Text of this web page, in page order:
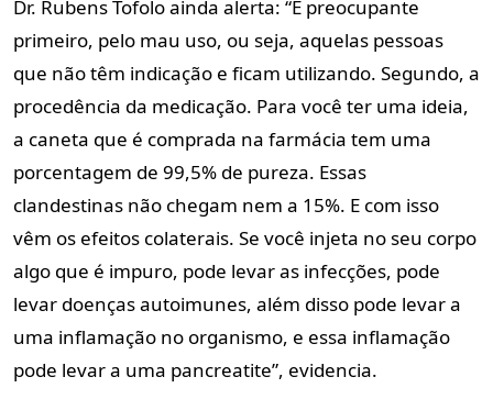
Dr. Rubens Tofolo ainda alerta: “É preocupante
primeiro, pelo mau uso, ou seja, aquelas pessoas
que não têm indicação e ficam utilizando. Segundo, a
procedência da medicação. Para você ter uma ideia,
a caneta que é comprada na farmácia tem uma
porcentagem de 99,5% de pureza. Essas
clandestinas não chegam nem a 15%. E com isso
vêm os efeitos colaterais. Se você injeta no seu corpo
algo que é impuro, pode levar as infecções, pode
levar doenças autoimunes, além disso pode levar a
uma inflamação no organismo, e essa inflamação
pode levar a uma pancreatite”, evidencia.